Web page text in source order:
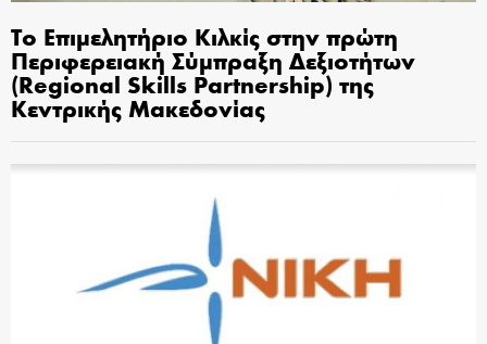
Το Επιμελητήριο Κιλκίς στην πρώτη
Περιφερειακή Σύμπραξη Δεξιοτήτων
(Regional Skills Partnership) της
Κεντρικής Μακεδονίας